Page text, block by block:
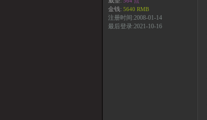
金钱: 5640 RMB
注册时间:2008-01-14
最后登录:2021-10-16